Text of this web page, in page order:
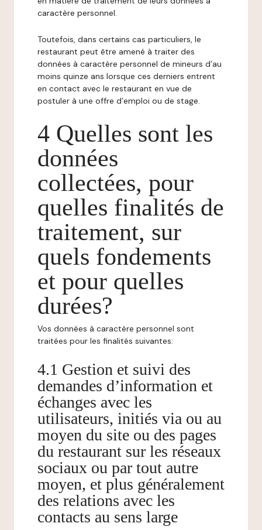
caractère personnel.
Toutefois, dans certains cas particuliers, le
restaurant peut être amené à traiter des
données à caractère personnel de mineurs d’au
moins quinze ans lorsque ces derniers entrent
en contact avec le restaurant en vue de
postuler à une offre d’emploi ou de stage.
4 Quelles sont les
données
collectées, pour
quelles finalités de
traitement, sur
quels fondements
et pour quelles
durées?
Vos données à caractère personnel sont
traitées pour les finalités suivantes:
4.1 Gestion et suivi des
demandes d’information et
échanges avec les
utilisateurs, initiés via ou au
moyen du site ou des pages
du restaurant sur les réseaux
sociaux ou par tout autre
moyen, et plus généralement
des relations avec les
contacts au sens large